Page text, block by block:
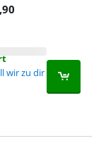
wir zu dir